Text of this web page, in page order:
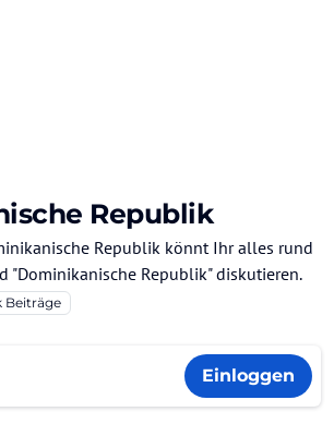
Republik
Republik könnt Ihr alles rund
"Dominikanische Republik" diskutieren.
Beiträge
Einloggen